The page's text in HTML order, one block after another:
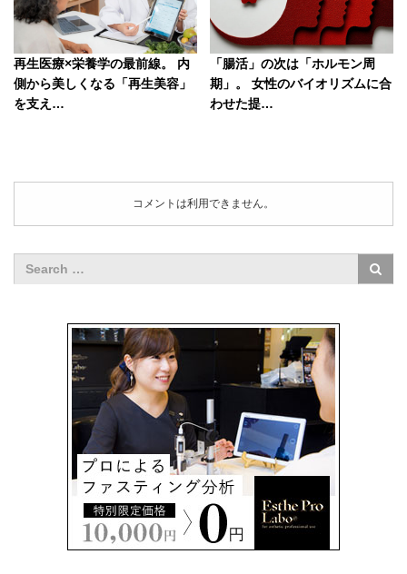
再生医療×栄養学の最前線。 内
側から美しくなる「再生美容」
を支え…
「腸活」の次は「ホルモン周
期」。 女性のバイオリズムに合
わせた提…
コメントは利用できません。